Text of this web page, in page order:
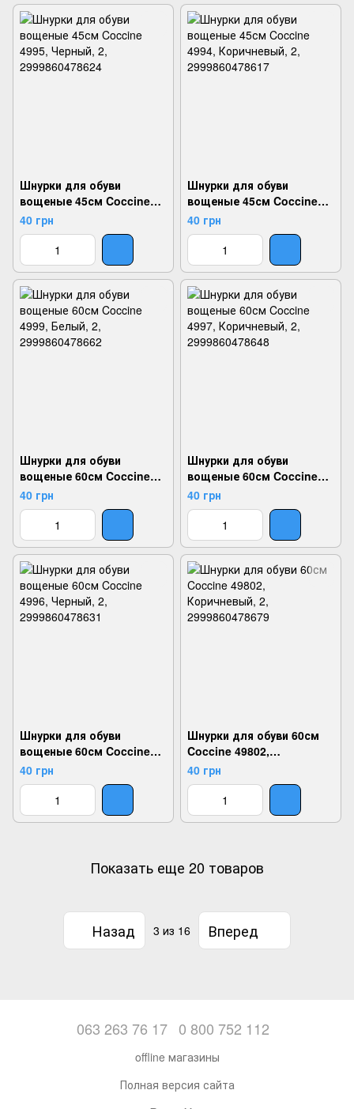
Шнурки для обуви
вощеные 45см Coccine
4995, Черный, 2,
2999860478624
40 грн
Шнурки для обуви
вощеные 45см Coccine
4994, Коричневый, 2,
2999860478617
40 грн
Шнурки для обуви
вощеные 60см Coccine
4999, Белый, 2,
2999860478662
40 грн
Шнурки для обуви
вощеные 60см Coccine
4997, Коричневый, 2,
2999860478648
40 грн
Шнурки для обуви
вощеные 60см Coccine
4996, Черный, 2,
2999860478631
40 грн
Шнурки для обуви 60см
Coccine 49802,
Коричневый, 2,
2999860478679
40 грн
Показать еще 20 товаров
Назад 3 из 16 Вперед
063 263 76 17 0 800 752 112
offline магазины
Полная версия сайта